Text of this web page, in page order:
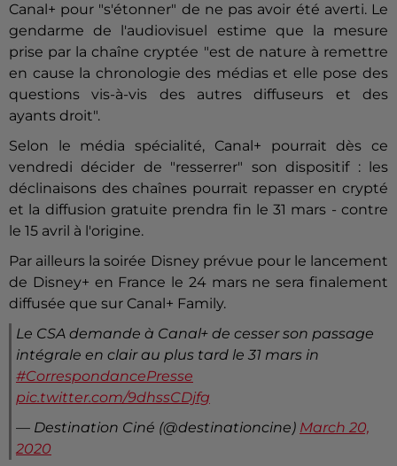
Canal+ pour "s'étonner" de ne pas avoir été averti. Le
gendarme de l'audiovisuel estime que la mesure
prise par la chaîne cryptée "est de nature à remettre
en cause la chronologie des médias et elle pose des
questions vis-à-vis des autres diffuseurs et des
ayants droit".
Selon le média spécialité, Canal+ pourrait dès ce
vendredi décider de "resserrer" son dispositif : les
déclinaisons des chaînes pourrait repasser en crypté
et la diffusion gratuite prendra fin le 31 mars - contre
le 15 avril à l'origine.
Par ailleurs la soirée Disney prévue pour le lancement
de Disney+ en France le 24 mars ne sera finalement
diffusée que sur Canal+ Family.
Le CSA demande à Canal+ de cesser son passage
intégrale en clair au plus tard le 31 mars in
#CorrespondancePresse
pic.twitter.com/9dhssCDjfg
— Destination Ciné (@destinationcine) March 20,
2020